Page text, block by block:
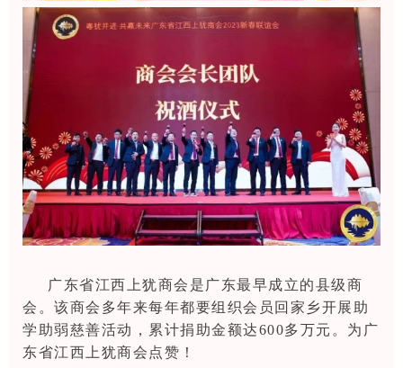
广东省江西上犹商会是广东最早成立的县级商
会。该商会多年来每年都要组织会员回家乡开展助
学助弱慈善活动，累计捐助金额达600多万元。为广
东省江西上犹商会点赞！